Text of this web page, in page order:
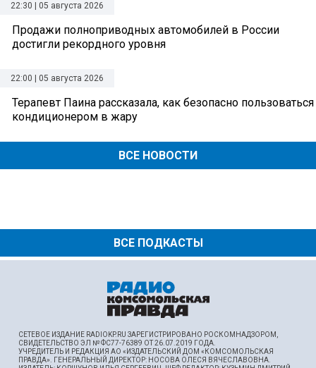
ВСЕ ПОДКАСТЫ
22:30 | 05 августа 2026
Продажи полноприводных автомобилей в России
достигли рекордного уровня
22:00 | 05 августа 2026
Терапевт Паина рассказала, как безопасно пользоваться
кондиционером в жару
ВСЕ НОВОСТИ
СЕТЕВОЕ ИЗДАНИЕ RADIOKP.RU ЗАРЕГИСТРИРОВАНО РОСКОМНАДЗОРОМ,
СВИДЕТЕЛЬСТВО ЭЛ № ФС77-76389 ОТ 26.07.2019 ГОДА.
УЧРЕДИТЕЛЬ И РЕДАКЦИЯ АО «ИЗДАТЕЛЬСКИЙ ДОМ «КОМСОМОЛЬСКАЯ
ПРАВДА». ГЕНЕРАЛЬНЫЙ ДИРЕКТОР: НОСОВА ОЛЕСЯ ВЯЧЕСЛАВОВНА.